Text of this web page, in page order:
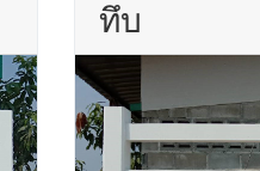
ทึบ